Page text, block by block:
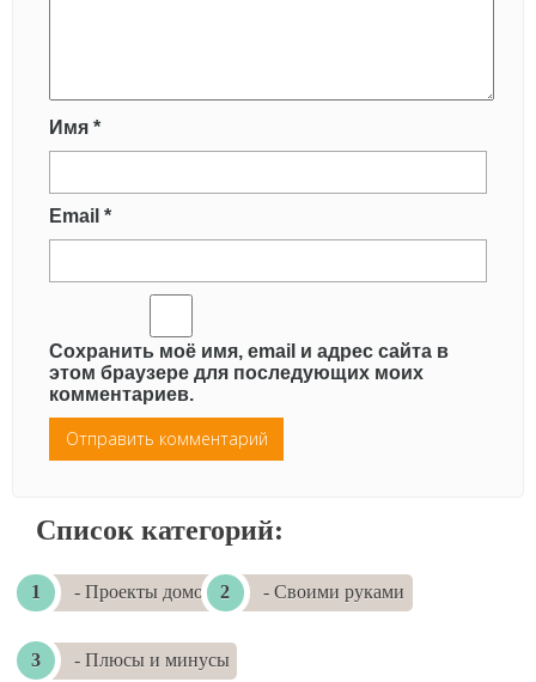
Имя *
Email *
Сохранить моё имя, email и адрес сайта в
этом браузере для последующих моих
комментариев.
Список категорий:
- Проекты домов - Своими руками
- Плюсы и минусы